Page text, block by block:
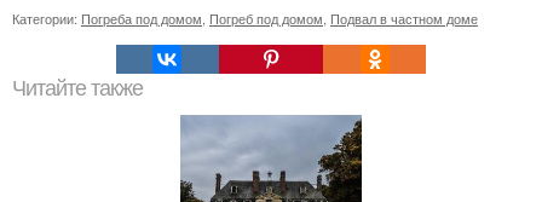
Категории: Погреба под домом Погреб под домом Подвал в частном доме
Читайте также